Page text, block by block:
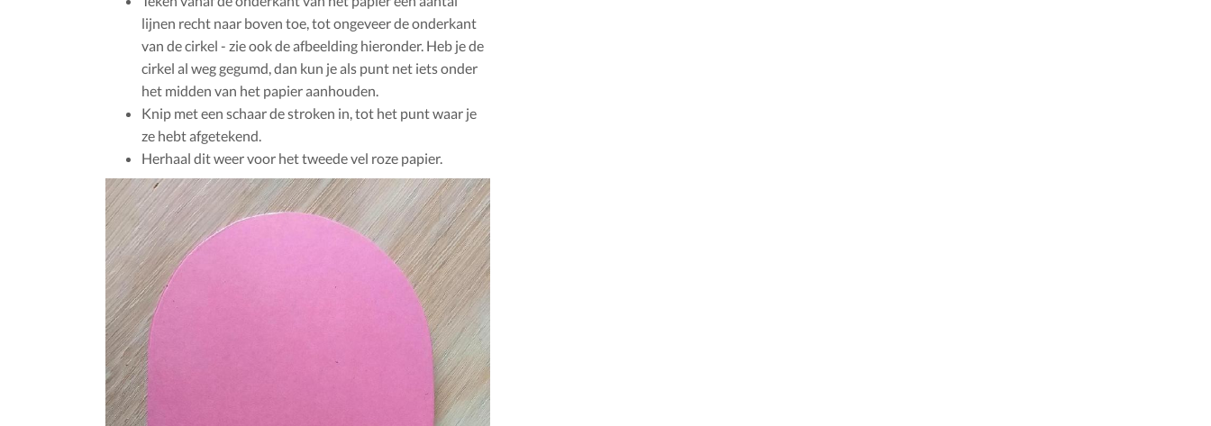
lijnen recht naar boven toe, tot ongeveer de onderkant
van de cirkel - zie ook de afbeelding hieronder. Heb je de
cirkel al weg gegumd, dan kun je als punt net iets onder
het midden van het papier aanhouden.
Knip met een schaar de stroken in, tot het punt waar je
ze hebt afgetekend.
Herhaal dit weer voor het tweede vel roze papier.